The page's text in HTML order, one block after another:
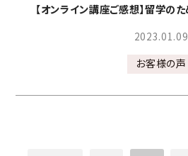
2023.01.09
お客様の声